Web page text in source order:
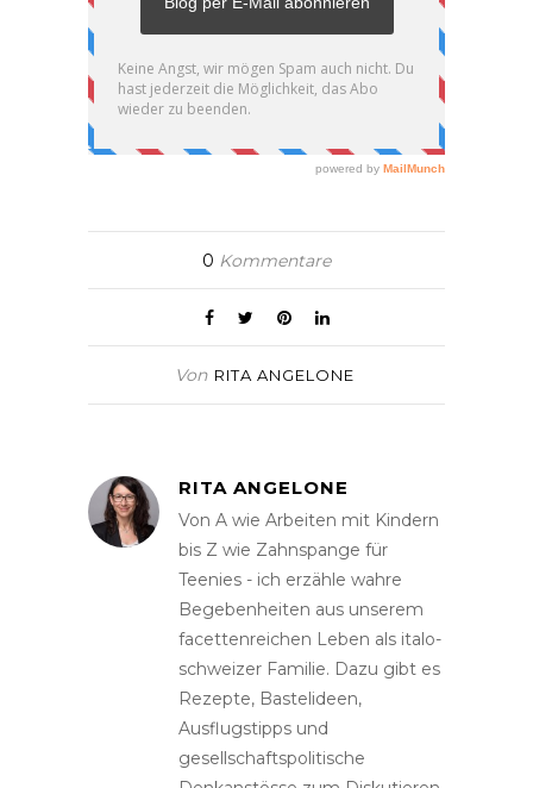
0 Kommentare
Von RITA ANGELONE
RITA ANGELONE
Von A wie Arbeiten mit Kindern
bis Z wie Zahnspange für
Teenies - ich erzähle wahre
Begebenheiten aus unserem
facettenreichen Leben als italo-
schweizer Familie. Dazu gibt es
Rezepte, Bastelideen,
Ausflugstipps und
gesellschaftspolitische